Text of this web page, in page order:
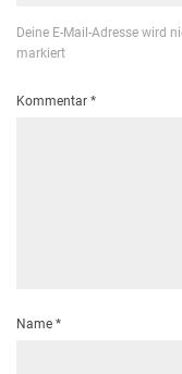
Deine E-Mail-Adresse wird
markiert
Kommentar *
Name *